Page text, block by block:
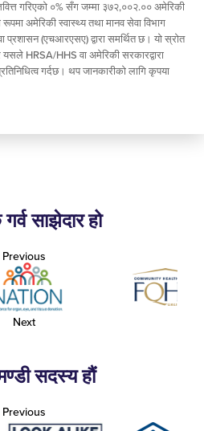
गरिएको ०% सँग जम्मा ३७२,००२.०० अमेरिकी
अमेरिकी स्वास्थ्य तथा मानव सेवा विभाग
(एचआरएसए) द्वारा समर्थित छ। यो स्रोत
यसले HRSA/HHS वा अमेरिकी सरकारद्वारा
गर्दछ। थप जानकारीको लागि कृपया
साझेदार हो
Previous
Next
सदस्य हौं
Previous